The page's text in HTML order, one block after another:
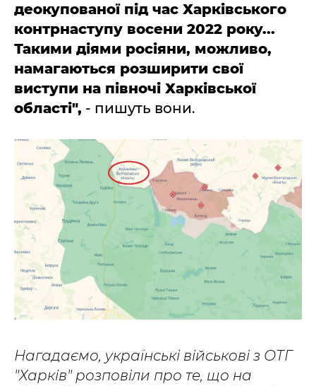
деокупованої під час Харківського
контрнаступу восени 2022 року...
Такими діями росіяни, можливо,
намагаються розширити свої
виступи на півночі Харківської
області", - пишуть вони.
Нагадаємо, українські військові з ОТГ
"Харків" розповіли про те, що на